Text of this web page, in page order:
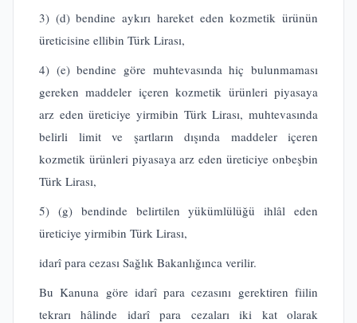
3) (d) bendine aykırı hareket eden kozmetik ürünün
üreticisine ellibin Türk Lirası,
4) (e) bendine göre muhtevasında hiç bulunmaması
gereken maddeler içeren kozmetik ürünleri piyasaya
arz eden üreticiye yirmibin Türk Lirası, muhtevasında
belirli limit ve şartların dışında maddeler içeren
kozmetik ürünleri piyasaya arz eden üreticiye onbeşbin
Türk Lirası,
5) (g) bendinde belirtilen yükümlülüğü ihlâl eden
üreticiye yirmibin Türk Lirası,
idarî para cezası Sağlık Bakanlığınca verilir.
Bu Kanuna göre idarî para cezasını gerektiren fiilin
tekrarı hâlinde idarî para cezaları iki kat olarak